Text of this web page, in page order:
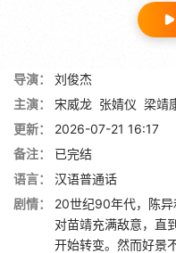
导演：
刘俊杰
主演：
宋威龙 张婧仪 梁靖
更新：
2026-07-21 16:17
备注：
已完结
语言：
汉语普通话
剧情：
20世纪90年代，陈
对苗靖充满敌意，直
开始转变。然而好景